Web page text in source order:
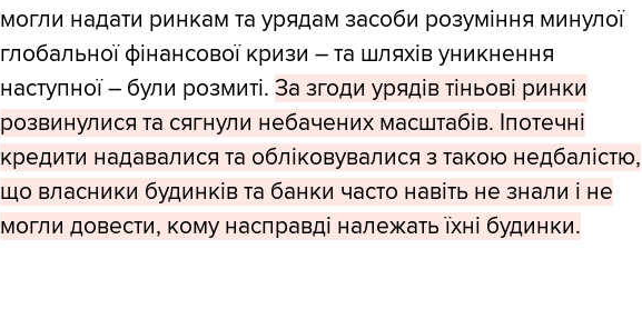
могли надати ринкам та урядам засоби розуміння минулої
глобальної фінансової кризи – та шляхів уникнення
наступної – були розмиті.За згоди урядів тіньові ринки
розвинулися та сягнули небачених масштабів. Іпотечні
кредити надавалися та обліковувалися з такою недбалістю,
що власники будинків та банки часто навіть не знали і не
могли довести, кому насправді належать їхні будинки.